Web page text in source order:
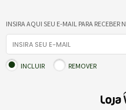
INSIRA AQUI SEU E-MAIL PARA RECEBER
INCLUIR REMOVER